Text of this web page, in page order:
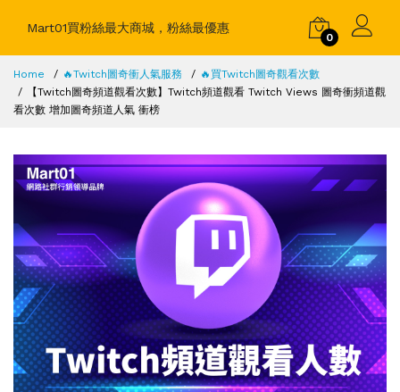
Mart01買粉絲最大商城，粉絲最優惠
0
Home 🔥Twitch圖奇衝人氣服務
🔥買Twitch圖奇觀看次數
【Twitch圖奇頻道觀看次數】Twitch頻道觀看 Twitch Views 圖奇衝頻道觀
看次數 增加圖奇頻道人氣 衝榜